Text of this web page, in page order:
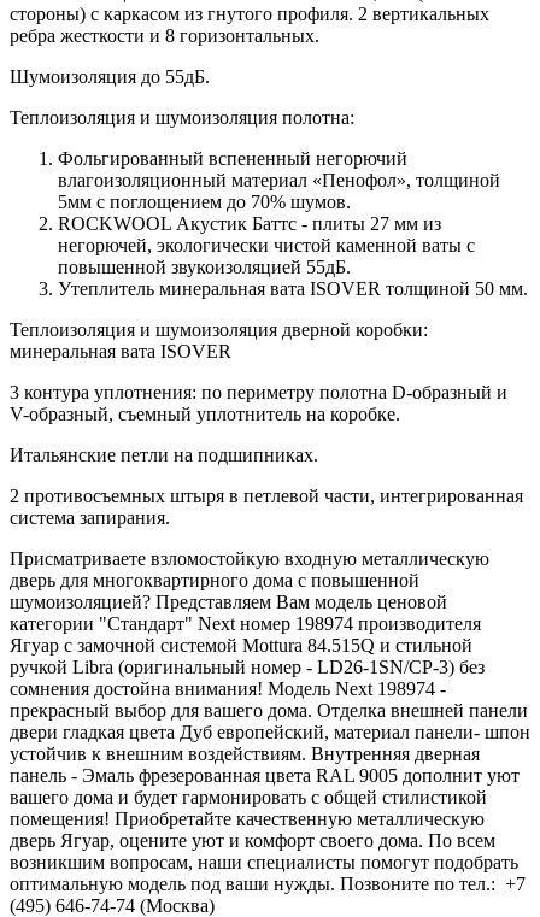
стороны) c каркасом из гнутого профиля. 2 вертикальных
ребра жесткости и 8 горизонтальных.
Шумоизоляция до 55дБ.
Теплоизоляция и шумоизоляция полотна:
Фольгированный вспененный негорючий
влагоизоляционный материал «Пенофол», толщиной
5мм с поглощением до 70% шумов.
ROCKWOOL Акустик Баттс - плиты 27 мм из
негорючей, экологически чистой каменной ваты с
повышенной звукоизоляцией 55дБ.
Утеплитель минеральная вата ISOVER толщиной 50 мм.
Теплоизоляция и шумоизоляция дверной коробки:
минеральная вата ISOVER
3 контура уплотнения: по периметру полотна D-образный и
V-образный, съемный уплотнитель на коробке.
Итальянские петли на подшипниках.
2 противосъемных штыря в петлевой части, интегрированная
система запирания.
Присматриваете взломостойкую входную металлическую
дверь для многоквартирного дома с повышенной
шумоизоляцией? Представляем Вам модель ценовой
категории "Стандарт" Next номер 198974 производителя
Ягуар с замочной системой Mottura 84.515Q и стильной
ручкой Libra (оригинальный номер - LD26-1SN/CP-3) без
сомнения достойна внимания! Модель Next 198974 -
прекрасный выбор для вашего дома. Отделка внешней панели
двери гладкая цвета Дуб европейский, материал панели- шпон
устойчив к внешним воздействиям. Внутренняя дверная
панель - Эмаль фрезерованная цвета RAL 9005 дополнит уют
вашего дома и будет гармонировать с общей стилистикой
помещения! Приобретайте качественную металлическую
дверь Ягуар, оцените уют и комфорт своего дома. По всем
возникшим вопросам, наши специалисты помогут подобрать
оптимальную модель под ваши нужды. Позвоните по тел.: +7
(495) 646-74-74 (Москва)